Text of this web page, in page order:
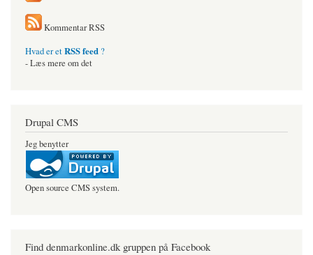
Kommentar RSS
Hvad er etRSS feed ?
- Læs mere om det
Drupal CMS
Jeg benytter
Open source CMS system.
Find denmarkonline.dk gruppen på Facebook